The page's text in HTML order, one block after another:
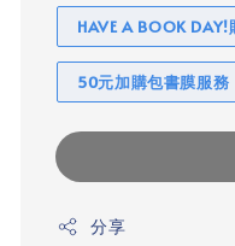
HAVE A BOOK
50元加購包書膜服務
分享